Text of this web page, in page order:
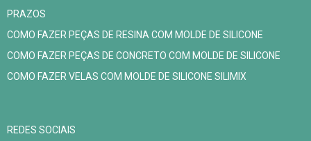
PRAZOS
COMO FAZER PEÇAS DE RESINA COM MOLDE DE SILICONE
COMO FAZER PEÇAS DE CONCRETO COM MOLDE DE SILICONE
COMO FAZER VELAS COM MOLDE DE SILICONE SILIMIX
REDES SOCIAIS